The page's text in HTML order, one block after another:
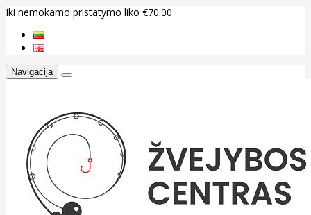
Iki nemokamo pristatymo liko €70.00
Navigacija